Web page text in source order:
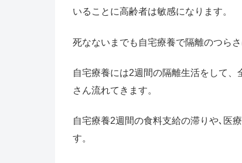
いることに高齢者は敏感になります。
死なないまでも自宅療養で隔離のつら
自宅療養には2週間の隔離生活をして
さん流れてきます。
自宅療養2週間の食料支給の滞りや､医
す。